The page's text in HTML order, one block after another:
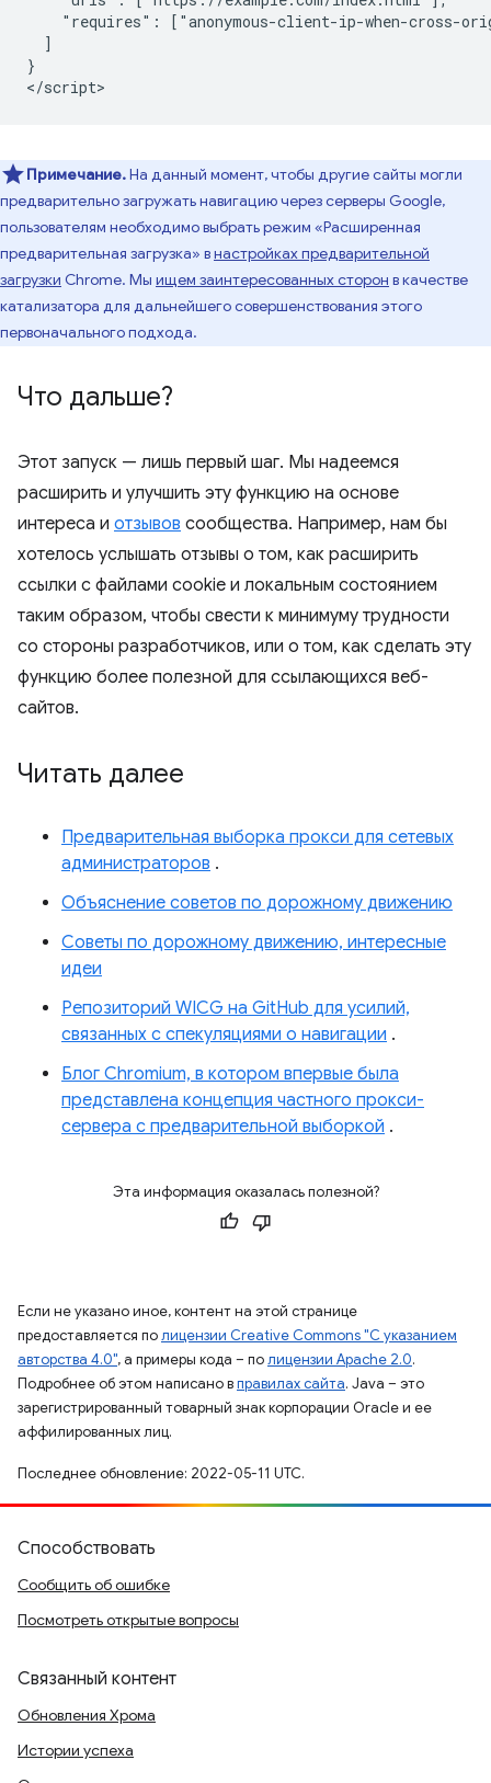
"requires": ["anonymous-client-ip-when-cross-
  ]
}
Примечание.На данный момент, чтобы другие сайты могли
предварительно загружать навигацию через серверы Google,
пользователям необходимо выбрать режим «Расширенная
предварительная загрузка» внастройках предварительной
загрузки Chrome. Мы ищем заинтересованных сторон в качестве
катализатора для дальнейшего совершенствования этого
первоначального подхода.
Что дальше?
Этот запуск — лишь первый шаг. Мы надеемся
расширить и улучшить эту функцию на основе
интереса и отзывов сообщества. Например, нам бы
хотелось услышать отзывы о том, как расширить
ссылки с файлами cookie и локальным состоянием
таким образом, чтобы свести к минимуму трудности
со стороны разработчиков, или о том, как сделать эту
функцию более полезной для ссылающихся веб-
сайтов.
Читать далее
Предварительная выборка прокси для сетевых
администраторов .
Объяснение советов по дорожному движению
Советы по дорожному движению, интересные
идеи
Репозиторий WICG на GitHub для усилий,
связанных с спекуляциями о навигации .
Блог Chromium, в котором впервые была
представлена ​​концепция частного прокси-
сервера с предварительной выборкой .
Эта информация оказалась полезной?
Если не указано иное, контент на этой странице
предоставляется полицензии Creative Commons "С указанием
авторства 4.0", а примеры кода – полицензии Apache 2.0.
Подробнее об этом написано вправилах сайта. Java – это
зарегистрированный товарный знак корпорации Oracle и ее
аффилированных лиц.
Последнее обновление: 2022-05-11 UTC.
Способствовать
Сообщить об ошибке
Посмотреть открытые вопросы
Связанный контент
Обновления Хрома
Истории успеха